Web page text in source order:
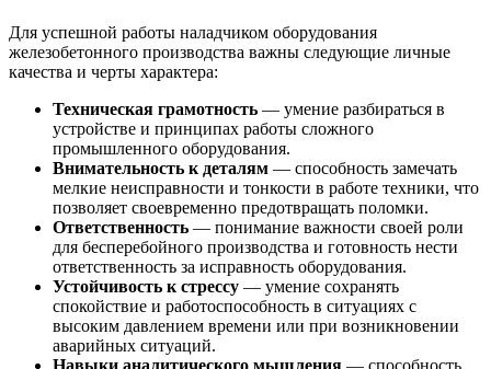
Для успешной работы наладчиком оборудования
железобетонного производства важны следующие личные
качества и черты характера:
Техническая грамотность — умение разбираться в
устройстве и принципах работы сложного
промышленного оборудования.
Внимательность к деталям — способность замечать
мелкие неисправности и тонкости в работе техники, что
позволяет своевременно предотвращать поломки.
Ответственность — понимание важности своей роли
для бесперебойного производства и готовность нести
ответственность за исправность оборудования.
Устойчивость к стрессу — умение сохранять
спокойствие и работоспособность в ситуациях с
высоким давлением времени или при возникновении
аварийных ситуаций.
Навыки аналитического мышления — способность